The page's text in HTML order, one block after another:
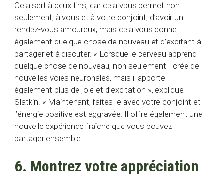
Cela sert à deux fins, car cela vous permet non
seulement, à vous et à votre conjoint, d’avoir un
rendez-vous amoureux, mais cela vous donne
également quelque chose de nouveau et d’excitant à
partager et à discuter. « Lorsque le cerveau apprend
quelque chose de nouveau, non seulement il crée de
nouvelles voies neuronales, mais il apporte
également plus de joie et d’excitation », explique
Slatkin. « Maintenant, faites-le avec votre conjoint et
l’énergie positive est aggravée. Il offre également une
nouvelle expérience fraîche que vous pouvez
partager ensemble.
6. Montrez votre appréciation